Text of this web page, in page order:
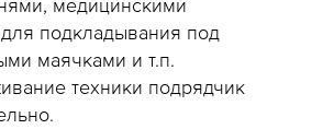
подкладывания под
маячками и т.п.
техники подрядчик